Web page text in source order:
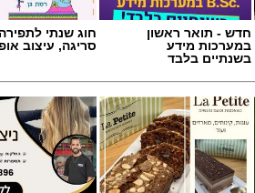
חדש - תואר ראשון
במערכות מידע
בשנתיים בלבד
חוג שנתי
סריגה, עיצוב